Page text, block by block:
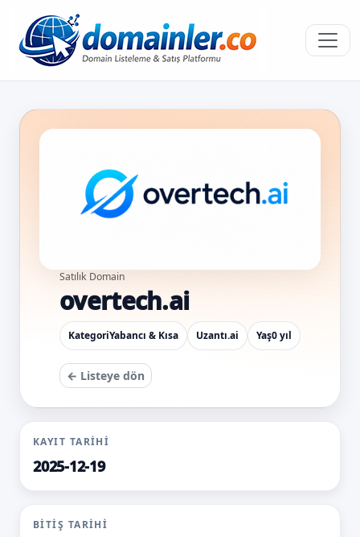
Satılık Domain
overtech.ai
KategoriYabancı & Kısa Uzantı.ai Yaş0 yıl
← Listeye dön
KAYIT TARIHI
2025-12-19
BITIŞ TARIHI